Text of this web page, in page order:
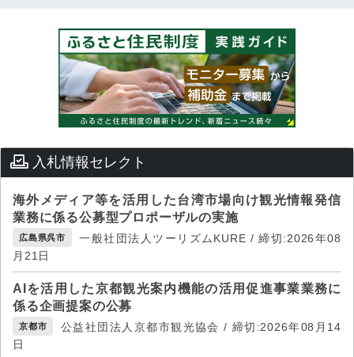
入札情報セレクト
海外メディア等を活用した台湾市場向け観光情報発信
業務に係る公募型プロポーザルの実施
広島県呉市
一般社団法人ツーリズムKURE / 締切:2026年08
月21日
AIを活用した京都観光案内機能の活用促進事業業務に
係る企画提案の公募
京都市
公益社団法人京都市観光協会 / 締切:2026年08月14
日